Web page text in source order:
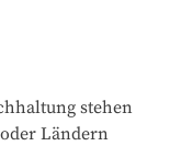
stehen
Ländern